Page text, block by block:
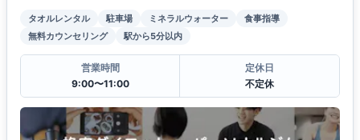
タオルレンタル 駐車場 ミネラルウォーター
食事指導
無料カウンセリング
駅から5分以内
営業時間
9:00〜11:00
定休日
不定休